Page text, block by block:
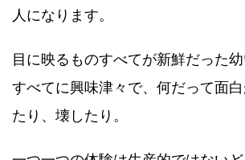
人になります。
目に映るものすべてが新鮮だった
すべてに興味津々で、何だって面
たり、壊したり。